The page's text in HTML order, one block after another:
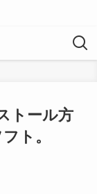
トール方
ト。